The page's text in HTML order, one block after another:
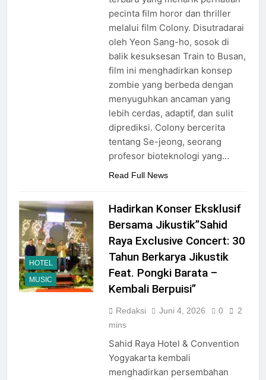
pecinta film horor dan thriller
melalui film Colony. Disutradarai
oleh Yeon Sang-ho, sosok di
balik kesuksesan Train to Busan,
film ini menghadirkan konsep
zombie yang berbeda dengan
menyuguhkan ancaman yang
lebih cerdas, adaptif, dan sulit
diprediksi. Colony bercerita
tentang Se-jeong, seorang
profesor bioteknologi yang…
Read Full News
HOTEL
MUSIC
Hadirkan Konser Eksklusif
Bersama Jikustik”Sahid
Raya Exclusive Concert: 30
Tahun Berkarya Jikustik
Feat. Pongki Barata –
Kembali Berpuisi”
Redaksi Juni 4, 2026 0
2
mins
Sahid Raya Hotel & Convention
Yogyakarta kembali
menghadirkan persembahan